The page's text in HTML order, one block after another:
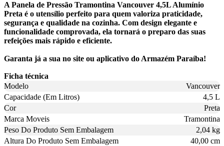
A Panela de Pressão Tramontina Vancouver 4,5L Alumínio
Preta é o utensílio perfeito para quem valoriza praticidade,
segurança e qualidade na cozinha. Com design elegante e
funcionalidade comprovada, ela tornará o preparo das suas
refeições mais rápido e eficiente.
Garanta já a sua no site ou aplicativo do Armazém Paraíba!
Ficha técnica
Modelo
Vancouver
Capacidade (Em Litros)
4,5 L
Cor
Preta
Marca Moveis
Tramontina
Peso Do Produto Sem Embalagem
2,04 kg
Altura Do Produto Sem Embalagem
40,00 cm